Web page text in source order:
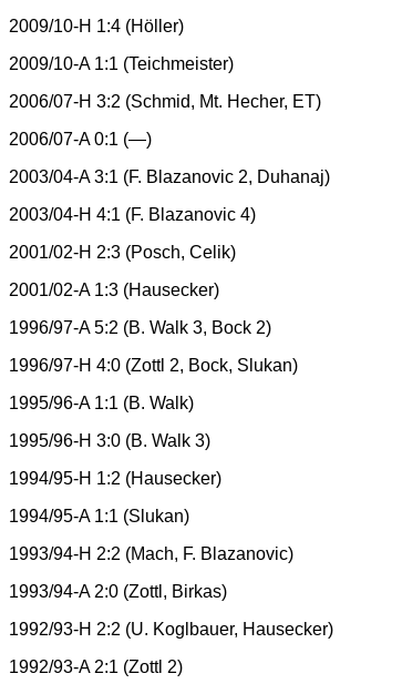
2009/10-H 1:4 (Höller)
2009/10-A 1:1 (Teichmeister)
2006/07-H 3:2 (Schmid, Mt. Hecher, ET)
2006/07-A 0:1 (—)
2003/04-A 3:1 (F. Blazanovic 2, Duhanaj)
2003/04-H 4:1 (F. Blazanovic 4)
2001/02-H 2:3 (Posch, Celik)
2001/02-A 1:3 (Hausecker)
1996/97-A 5:2 (B. Walk 3, Bock 2)
1996/97-H 4:0 (Zottl 2, Bock, Slukan)
1995/96-A 1:1 (B. Walk)
1995/96-H 3:0 (B. Walk 3)
1994/95-H 1:2 (Hausecker)
1994/95-A 1:1 (Slukan)
1993/94-H 2:2 (Mach, F. Blazanovic)
1993/94-A 2:0 (Zottl, Birkas)
1992/93-H 2:2 (U. Koglbauer, Hausecker)
1992/93-A 2:1 (Zottl 2)